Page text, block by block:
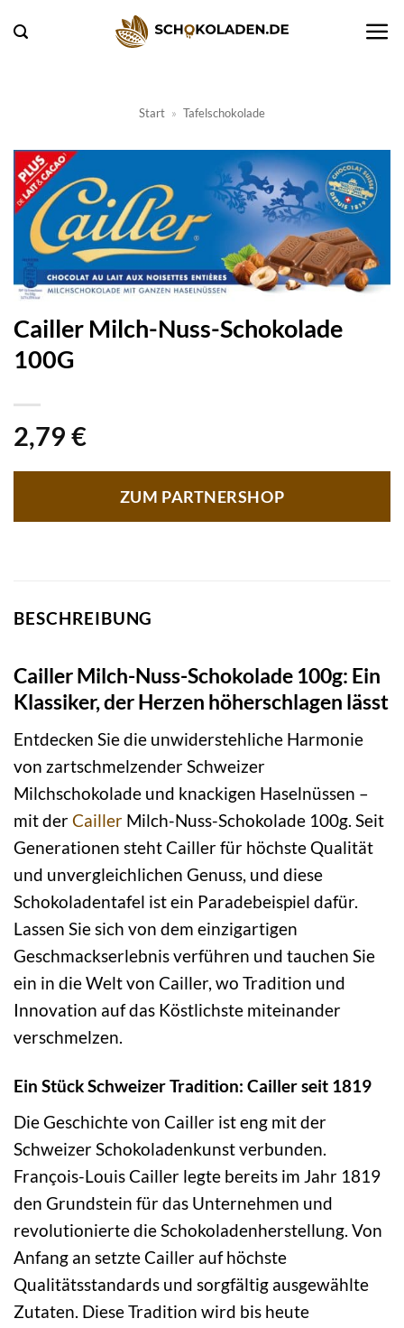
Inhalt
Start » Tafelschokolade
Cailler Milch-Nuss-Schokolade
100G
2,79 €
ZUM PARTNERSHOP
BESCHREIBUNG
Cailler Milch-Nuss-Schokolade 100g: Ein
Klassiker, der Herzen höherschlagen lässt
Entdecken Sie die unwiderstehliche Harmonie
von zartschmelzender Schweizer
Milchschokolade und knackigen Haselnüssen –
mit derCailler Milch-Nuss-Schokolade 100g. Seit
Generationen steht Cailler für höchste Qualität
und unvergleichlichen Genuss, und diese
Schokoladentafel ist ein Paradebeispiel dafür.
Lassen Sie sich von dem einzigartigen
Geschmackserlebnis verführen und tauchen Sie
ein in die Welt von Cailler, wo Tradition und
Innovation auf das Köstlichste miteinander
verschmelzen.
Ein Stück Schweizer Tradition: Cailler seit 1819
Die Geschichte von Cailler ist eng mit der
Schweizer Schokoladenkunst verbunden.
François-Louis Cailler legte bereits im Jahr 1819
den Grundstein für das Unternehmen und
revolutionierte die Schokoladenherstellung. Von
Anfang an setzte Cailler auf höchste
Qualitätsstandards und sorgfältig ausgewählte
Zutaten. Diese Tradition wird bis heute